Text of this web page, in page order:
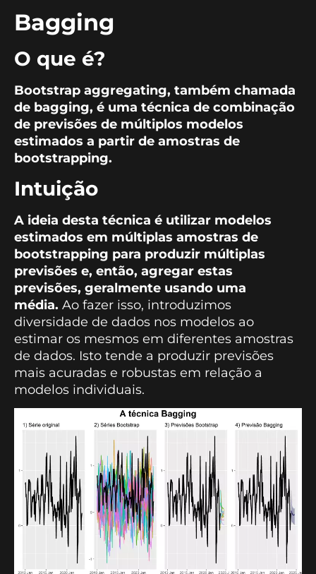
Bagging
O que é?
Bootstrap aggregating, também chamada
de bagging, é uma técnica de combinação
de previsões de múltiplos modelos
estimados a partir de amostras de
bootstrapping.
Intuição
A ideia desta técnica é utilizar modelos
estimados em múltiplas amostras de
bootstrapping para produzir múltiplas
previsões e, então, agregar estas
previsões, geralmente usando uma
média. Ao fazer isso, introduzimos
diversidade de dados nos modelos ao
estimar os mesmos em diferentes amostras
de dados. Isto tende a produzir previsões
mais acuradas e robustas em relação a
modelos individuais.